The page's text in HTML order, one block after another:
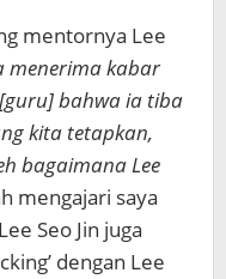
mentornya Lee
menerima kabar
bahwaia tiba
kita tetapkan,
bagaimanaLee
mengajari saya
Lee Seo Jin juga
dengan Lee